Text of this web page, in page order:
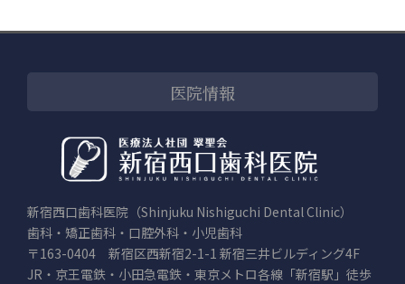
医院情報
新宿西口歯科医院（Shinjuku Nishiguchi Dental Clinic）
歯科・矯正歯科・口腔外科・小児歯科
〒163-0404 新宿区西新宿2-1-1 新宿三井ビルディング4F
JR・京王電鉄・小田急電鉄・東京メトロ各線「新宿駅」徒歩